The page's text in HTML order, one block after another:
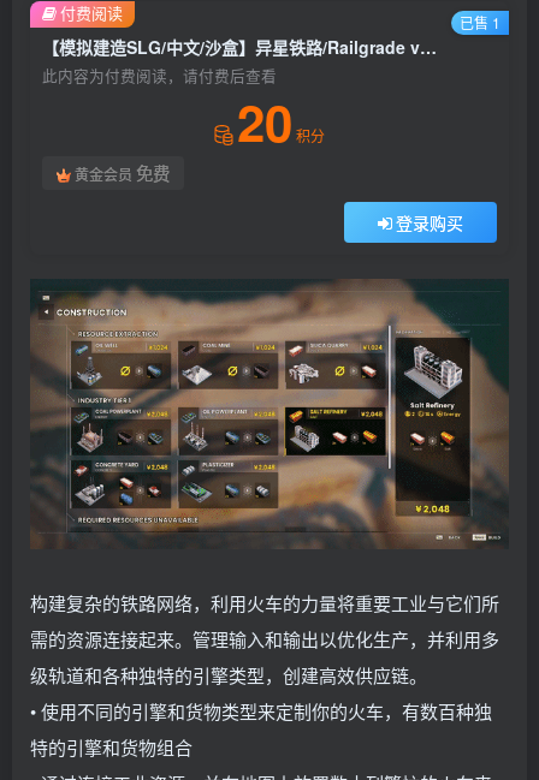
【模拟建造SLG/中文/沙盒】异星铁路/Railgrade v6.0.56.1 官方中文硬盘版【3.9G】
此内容为付费阅读，请付费后查看
20 积分
黄金会员 免费
登录购买
付费阅读 已售 1
构建复杂的铁路网络，利用火车的力量将重要工业与它们所
需的资源连接起来。管理输入和输出以优化生产，并利用多
级轨道和各种独特的引擎类型，创建高效供应链。
• 使用不同的引擎和货物类型来定制你的火车，有数百种独
特的引擎和货物组合